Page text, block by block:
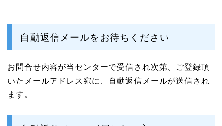
自動返信メールをお待ちください
お問合せ内容が当センターで受信され次第、ご登録頂
いたメールアドレス宛に、自動返信メールが送信され
ます。